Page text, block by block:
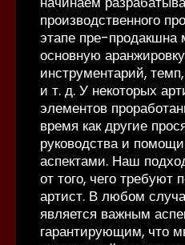
производственного
этапе пре-
основную
инструментарий,
и т. д. У некоторых
элементов
время как другие
руководства и
аспектами. Наш
от того, чего требуют
артист. В любом
является важным
гарантирующим, что